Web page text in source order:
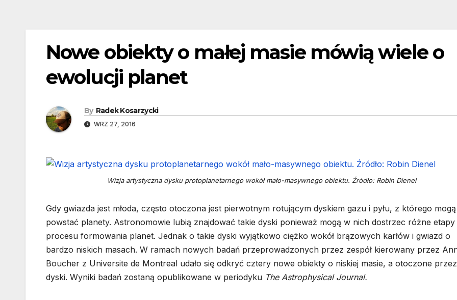
Nowe obiekty o małej masie mówią wiele o
ewolucji planet
By Radek Kosarzycki
WRZ 27, 2016
Wizja artystyczna dysku protoplanetarnego wokół mało-masywnego obiektu. Źródło: Robin Dienel
Gdy gwiazda jest młoda, często otoczona jest pierwotnym rotującym dyskiem gazu i pyłu, z którego mogą
powstać planety. Astronomowie lubią znajdować takie dyski ponieważ mogą w nich dostrzec różne etapy
procesu formowania planet. Jednak o takie dyski wyjątkowo ciężko wokół brązowych karłów i gwiazd o
bardzo niskich masach. W ramach nowych badań przeprowadzonych przez zespół kierowany przez
Boucher z Universite de Montreal udało się odkryć cztery nowe obiekty o niskiej masie, a otoczone przez
dyski. Wyniki badań zostaną opublikowane w periodyku The Astrophysical Journal.